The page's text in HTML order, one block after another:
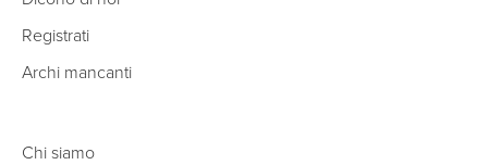
Registrati
Archi mancanti
Chi siamo